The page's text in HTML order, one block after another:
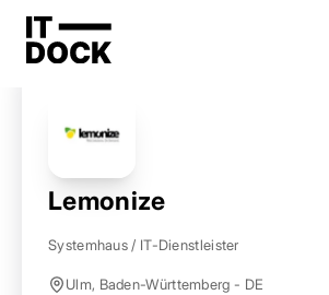
Startseite Anbieter finden
Lemonize
Systemhaus / IT-Dienstleister
Ulm, Baden-Württemberg - DE